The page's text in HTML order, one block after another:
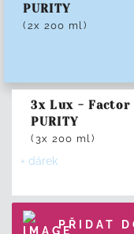
PURITY
(2x 200 ml)
3x Lux - Factor
PURITY
(3x 200 ml)
+ dárek
PŘIDAT